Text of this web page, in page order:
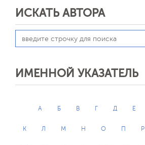
ИСКАТЬ АВТОРА
ИМЕННОЙ УКАЗАТЕЛЬ
А Б В Г Д Е
К Л М Н О П Р